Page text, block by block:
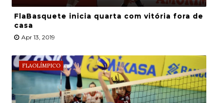
FlaBasquete inicia quarta com vitória fora de
casa
Apr 13, 2019
FLAOLÍMPICO